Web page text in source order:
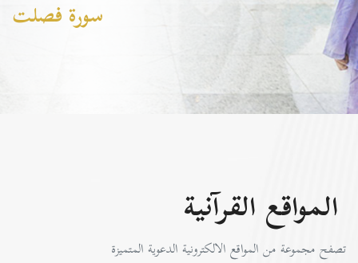
سورة فصلت
المواقع القرآنية
تصفح مجموعة من المواقع الالكترونية الدعوية المتميزة